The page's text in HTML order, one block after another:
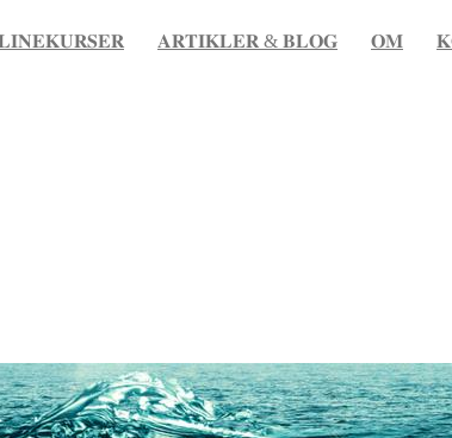
𝐀𝐑𝐓𝐈𝐊𝐋𝐄𝐑 & 𝐁𝐋𝐎𝐆 𝐎𝐌